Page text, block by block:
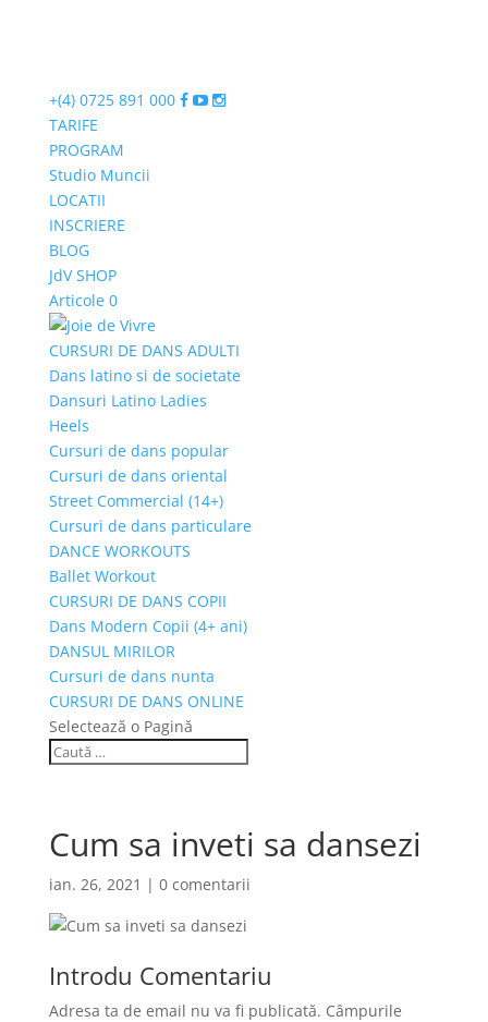
+(4) 0725 891 000
TARIFE
PROGRAM
Studio Muncii
LOCATII
INSCRIERE
BLOG
JdV SHOP
Articole 0
CURSURI DE DANS ADULTI
Dans latino si de societate
Dansuri Latino Ladies
Heels
Cursuri de dans popular
Cursuri de dans oriental
Street Commercial (14+)
Cursuri de dans particulare
DANCE WORKOUTS
Ballet Workout
CURSURI DE DANS COPII
Dans Modern Copii (4+ ani)
DANSUL MIRILOR
Cursuri de dans nunta
CURSURI DE DANS ONLINE
Selectează o Pagină
Cum sa inveti sa dansezi
ian. 26, 2021 | 0 comentarii
Introdu Comentariu
Adresa ta de email nu va fi publicată. Câmpurile